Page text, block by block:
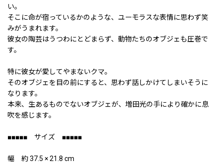
い。
そこに命が宿っているかのような、ユーモラスな表情に思わず笑
みがうまれます。
彼女の陶芸はうつわにとどまらず、動物たちのオブジェも圧巻で
す。
特に彼女が愛してやまないクマ。
そのオブジェを目の前にすると、思わず話しかけてしまいそうに
なります。
本来、生あるものでないオブジェが、増田光の手により確かに息
吹を感じます。
■■■■■ サイズ ■■■■■
幅 約 37.5 × 21.8 cm